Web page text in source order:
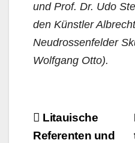
und Prof. Dr. Udo
den Künstler
Neudrossenfelder
Wolfgang Otto).
Litauische
Referenten und